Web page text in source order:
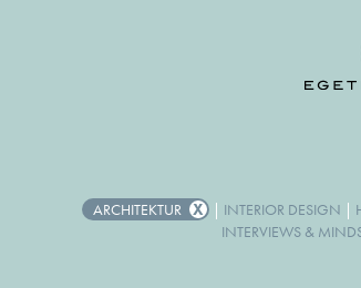
ARCHITEKTUR | INTERIOR DESIGN |
INTERVIEWS &